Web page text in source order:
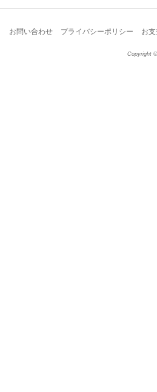
お問い合わせ プライバシーポリシー お
Copyright